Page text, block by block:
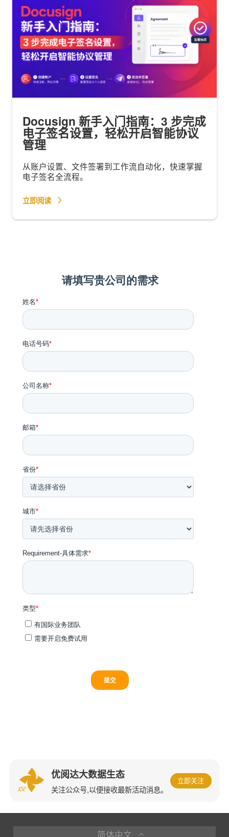
Docusign 新手入门指南：3 步完成
电子签名设置，轻松开启智能协议
管理
从账户设置、文件签署到工作流自动化，快速掌握
电子签名全流程。
立即阅读
优阅达大数据生态
关注公众号,以便接收最新活动消息。
立即关注
简体中文